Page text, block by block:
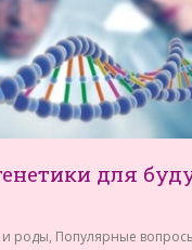
для
и роды, Популярные